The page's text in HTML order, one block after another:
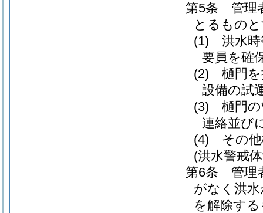
第5条
管理
とるもの
(1)
洪水
要員を確
(2)
樋門
設備の試
(3)
樋門
連絡並び
(4)
その
(洪水警戒
第6条
管理
がなく洪
を解除す